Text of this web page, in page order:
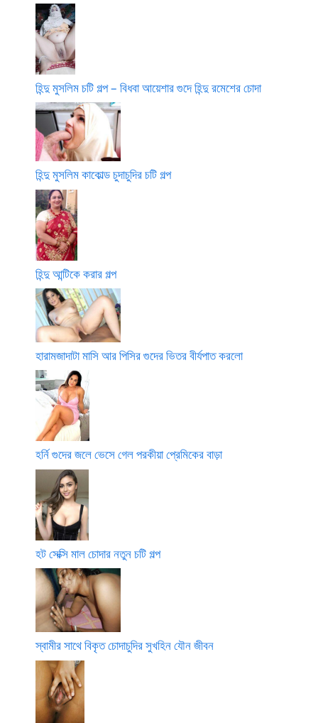
হিন্দু মুসলিম চটি গল্প – বিধবা আয়েশার গুদে হিন্দু রমেশের চোদা
হিন্দু মুসলিম কাকোল্ড চুদাচুদির চটি গল্প
হিন্দু আন্টিকে করার গল্প
হারামজাদাটা মাসি আর পিসির গুদের ভিতর বীর্যপাত করলো
হর্নি গুদের জলে ভেসে গেল পরকীয়া প্রেমিকের বাড়া
হট সেক্সি মাল চোদার নতুন চটি গল্প
স্বামীর সাথে বিকৃত চোদাচুদির সুখহিন যৌন জীবন